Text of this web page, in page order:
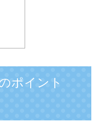
ポイント